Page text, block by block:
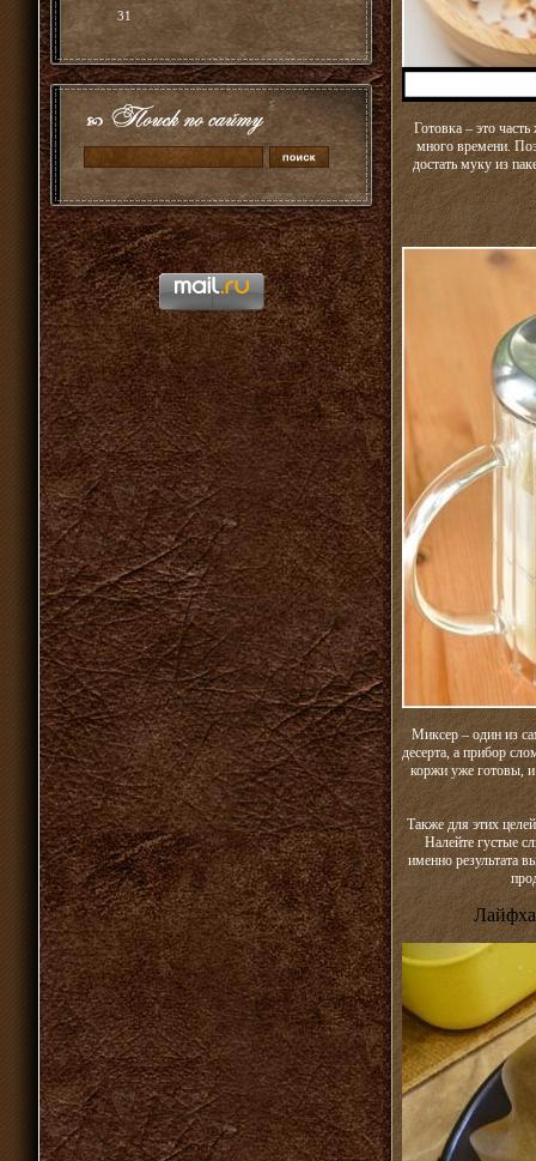
31
Готовка – это
много времени.
достать муку из
Миксер – один из
десерта, а прибор
коржи уже готовы, и
Также для этих
Налейте густые
именно результата